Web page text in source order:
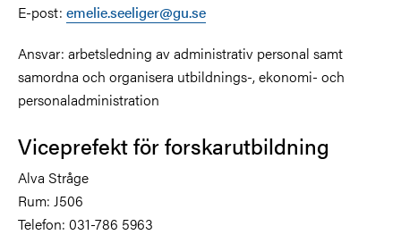
E-post: emelie.seeliger@gu.se
Ansvar: arbetsledning av administrativ personal samt
samordna och organisera utbildnings-, ekonomi- och
personaladministration
Viceprefekt för forskarutbildning
Alva Stråge
Rum: J506
Telefon: 031-786 5963